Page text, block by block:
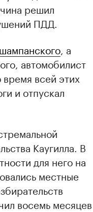
решил
ПДД.
, а
автомобилист
всей этих
и отпускал
Каугилла. В
для него на
местные
восемь месяцев